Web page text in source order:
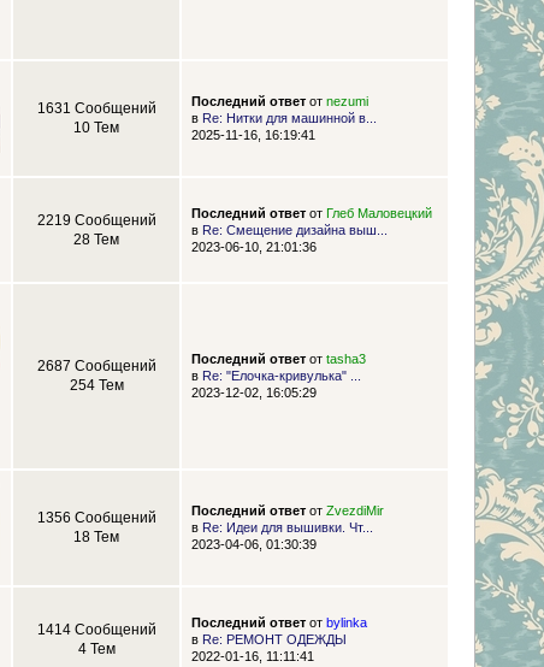
1631 Сообщений
10 Тем
Последний ответот nezumi
в Re: Нитки для машинной в...
2025-11-16, 16:19:41
2219 Сообщений
28 Тем
Последний ответот Глеб Маловецкий
в Re: Смещение дизайна выш...
2023-06-10, 21:01:36
2687 Сообщений
254 Тем
Последний ответот tasha3
в Re: "Елочка-кривулька" ...
2023-12-02, 16:05:29
1356 Сообщений
18 Тем
Последний ответот ZvezdiMir
в Re: Идеи для вышивки. Чт...
2023-04-06, 01:30:39
1414 Сообщений
4 Тем
Последний ответот bylinka
в Re: РЕМОНТ ОДЕЖДЫ
2022-01-16, 11:11:41